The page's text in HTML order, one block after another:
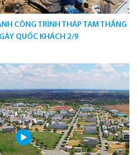
CÔNG TRÌNH THÁP TAM THẮNG
QUỐC KHÁCH 2/9